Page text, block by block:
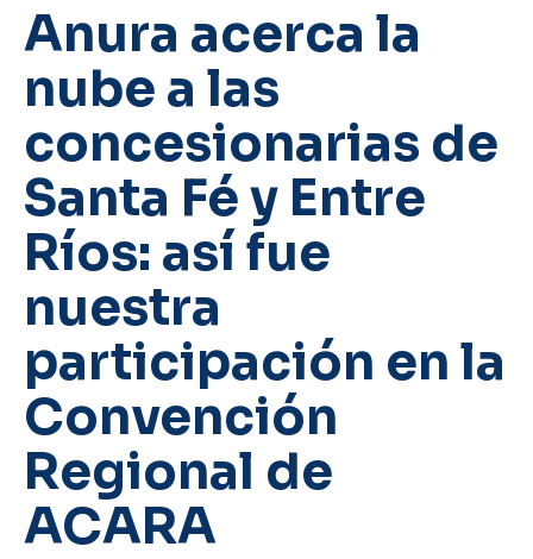
Anura acerca la
nube a las
concesionarias de
Santa Fé y Entre
Ríos: así fue
nuestra
participación en la
Convención
Regional de
ACARA